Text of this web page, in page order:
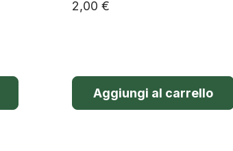
2,00 €
Aggiungi al carrello